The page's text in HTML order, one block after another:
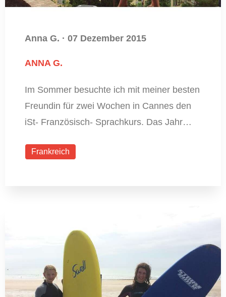
Anna G. · 07 Dezember 2015
ANNA G.
Im Sommer besuchte ich mit meiner besten
Freundin für zwei Wochen in Cannes den
iSt- Französisch- Sprachkurs. Das Jahr…
Frankreich